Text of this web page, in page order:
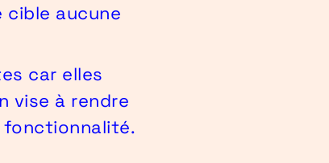
cible aucune
car elles
vise à rendre
fonctionnalité.